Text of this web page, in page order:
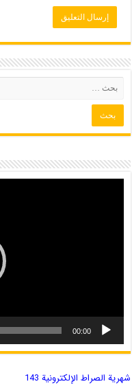
00:00
شهریة الصراط الإلكترونية 143